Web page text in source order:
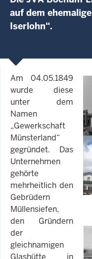
auf dem
Iserlohn“.
Am 04.05.1849
wurde diese
unter dem
Namen
„Gewerkschaft
Münsterland“
gegründet. Das
Unternehmen
gehörte
mehrheitlich den
Gebrüdern
Müllensiefen,
den Gründern
der
gleichnamigen
Glashütte in